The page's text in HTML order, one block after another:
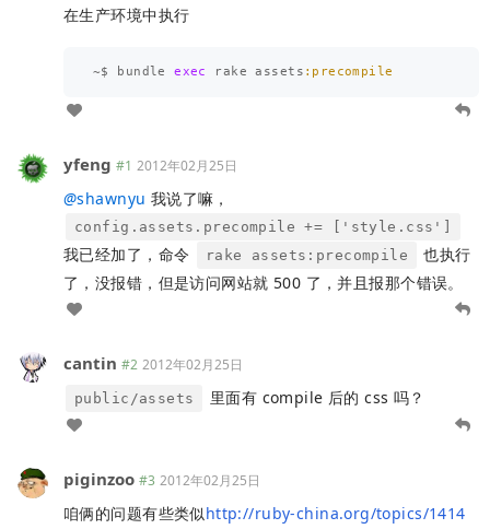
在生产环境中执行
~$ bundle exec rake assets :precompile
yfeng #1 2012年02月25日
@shawnyu 我说了嘛，
config.assets.precompile += ['style.css']
我已经加了，命令 rake assets:precompile
也执行
了，没报错，但是访问网站就 500 了，并且报那个错误。
cantin #2 2012年02月25日
public/assets 里面有 compile 后的 css 吗？
piginzoo #3 2012年02月25日
咱俩的问题有些类似http://ruby-china.org/topics/1414